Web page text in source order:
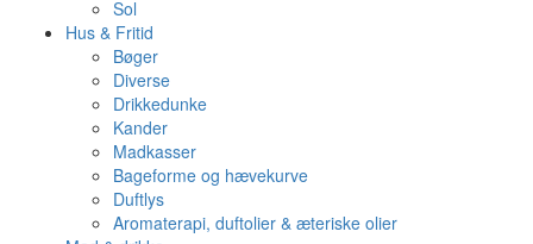
Sol
Hus & Fritid
Bøger
Diverse
Drikkedunke
Kander
Madkasser
Bageforme og hævekurve
Duftlys
Aromaterapi, duftolier & æteriske olier